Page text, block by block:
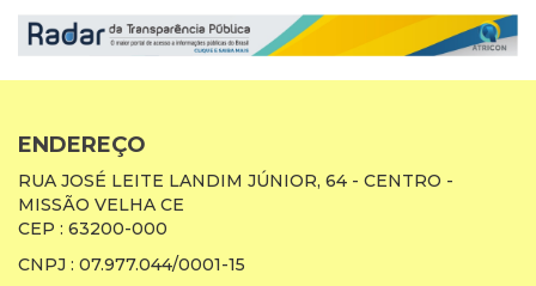
ENDEREÇO
RUA JOSÉ LEITE LANDIM JÚNIOR, 64 - CENTRO -
MISSÃO VELHA CE
CEP : 63200-000
CNPJ : 07.977.044/0001-15